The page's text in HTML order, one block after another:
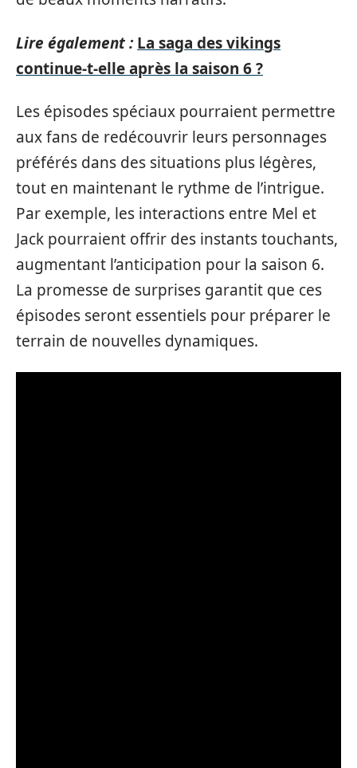
Lire également : La saga des vikings
continue-t-elle après la saison 6 ?
Les épisodes spéciaux pourraient permettre
aux fans de redécouvrir leurs personnages
préférés dans des situations plus légères,
tout en maintenant le rythme de l’intrigue.
Par exemple, les interactions entre Mel et
Jack pourraient offrir des instants touchants,
augmentant l’anticipation pour la saison 6.
La promesse de surprises garantit que ces
épisodes seront essentiels pour préparer le
terrain de nouvelles dynamiques.